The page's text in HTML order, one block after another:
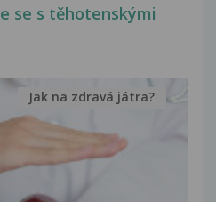
se s těhotenskými
Jak na zdravá játra?